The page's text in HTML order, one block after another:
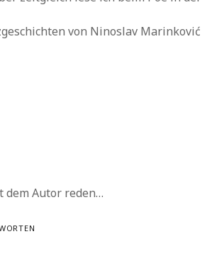
von Ninoslav Marinković
dem Autor reden…